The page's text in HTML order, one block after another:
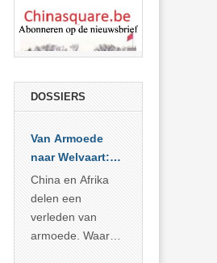
DOSSIERS
Van Armoede
naar Welvaart:
Wat Afrika kan
leren van
China’s
economisch
China en Afrika
delen een
verleden van
armoede. Waar